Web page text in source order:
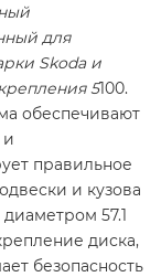
для
Skoda и
5100.
обеспечивают
и
правильное
и кузова
57.1
диска,
безопасность